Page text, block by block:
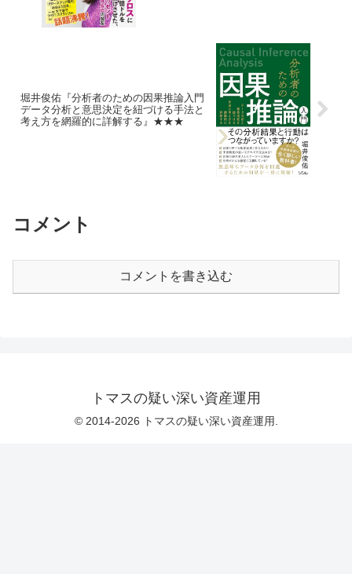
堀井俊佑『分析者のための因果推論入門
データ分析と意思決定を紐づける手法と
考え方を網羅的に詳解する』★★★
コメント
コメントを書き込む
トマスの疑い深い資産運用
© 2014-2026 トマスの疑い深い資産運用.